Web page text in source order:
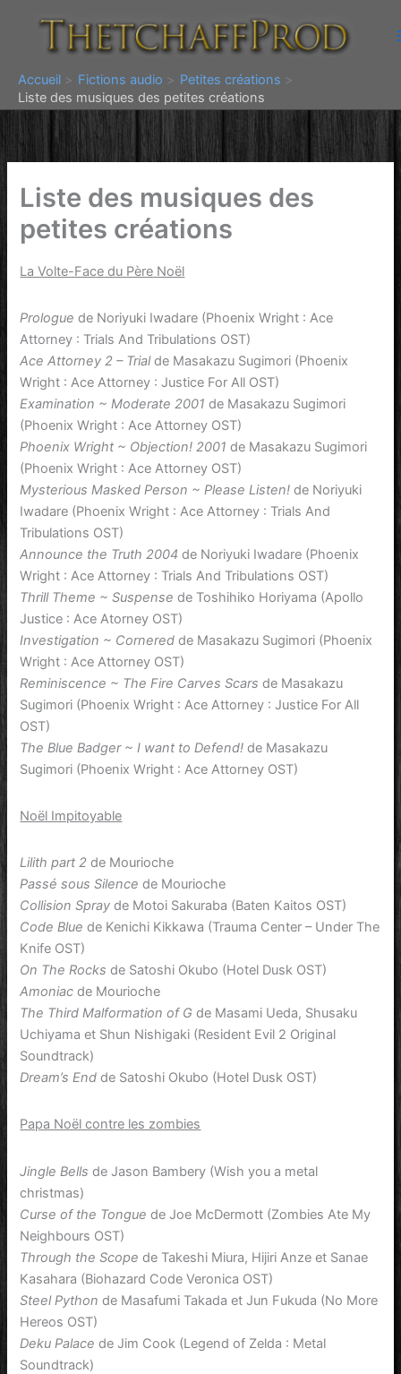
contenu
Accueil
Fictions audio
Petites créations
Liste des musiques des petites créations
Liste des musiques des
petites créations
La Volte-Face du Père Noël
Prologue de Noriyuki Iwadare (Phoenix Wright : Ace
Attorney : Trials And Tribulations OST)
Ace Attorney 2 – Trialde Masakazu Sugimori (Phoenix
Wright : Ace Attorney : Justice For All OST)
Examination ~ Moderate 2001 de Masakazu Sugimori
(Phoenix Wright : Ace Attorney OST)
Phoenix Wright ~ Objection! 2001 de Masakazu Sugimori
(Phoenix Wright : Ace Attorney OST)
Mysterious Masked Person ~ Please Listen! de Noriyuki
Iwadare (Phoenix Wright : Ace Attorney : Trials And
Tribulations OST)
Announce the Truth 2004 de Noriyuki Iwadare (Phoenix
Wright : Ace Attorney : Trials And Tribulations OST)
Thrill Theme ~ Suspense de Toshihiko Horiyama (Apollo
Justice : Ace Atorney OST)
Investigation ~ Cornered de Masakazu Sugimori (Phoenix
Wright : Ace Attorney OST)
Reminiscence ~ The Fire Carves Scars de Masakazu
Sugimori (Phoenix Wright : Ace Attorney : Justice For All
OST)
The Blue Badger ~ I want to Defend! de Masakazu
Sugimori (Phoenix Wright : Ace Attorney OST)
Noël Impitoyable
Lilith part 2 de Mourioche
Passé sous Silence de Mourioche
Collision Spray de Motoi Sakuraba (Baten Kaitos OST)
Code Blue de Kenichi Kikkawa (Trauma Center – Under The
Knife OST)
On The Rocks de Satoshi Okubo (Hotel Dusk OST)
Amoniac de Mourioche
The Third Malformation of G de Masami Ueda, Shusaku
Uchiyama et Shun Nishigaki (Resident Evil 2 Original
Soundtrack)
Dream’s End de Satoshi Okubo (Hotel Dusk OST)
Papa Noël contre les zombies
Jingle Bells de Jason Bambery (Wish you a metal
christmas)
Curse of the Tongue de Joe McDermott (Zombies Ate My
Neighbours OST)
Through the Scope de Takeshi Miura, Hijiri Anze et Sanae
Kasahara (Biohazard Code Veronica OST)
Steel Python de Masafumi Takada et Jun Fukuda (No More
Hereos OST)
Deku Palace de Jim Cook (Legend of Zelda : Metal
Soundtrack)